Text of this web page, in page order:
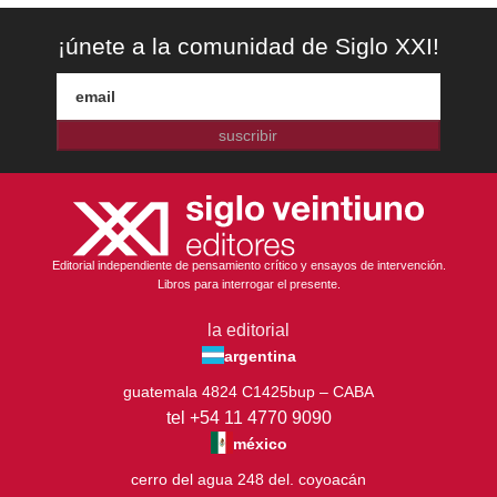
¡únete a la comunidad de Siglo XXI!
suscribir
Editorial independiente de pensamiento crítico y ensayos de intervención.
Libros para interrogar el presente.
la editorial
argentina
guatemala 4824 C1425bup – CABA
tel +54 11 4770 9090
méxico
cerro del agua 248 del. coyoacán